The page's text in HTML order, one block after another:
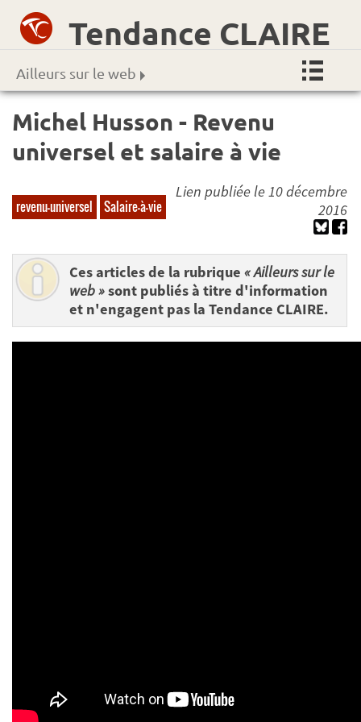
Tendance CLAIRE
Ailleurs sur le web
Michel Husson - Revenu
universel et salaire à vie
revenu-universel Salaire-à-vie
Lien publiée le 10 décembre
2016
Ces articles de la rubrique « Ailleurs sur le
web »sont publiés à titre d'information
et n'engagent pas la Tendance CLAIRE.